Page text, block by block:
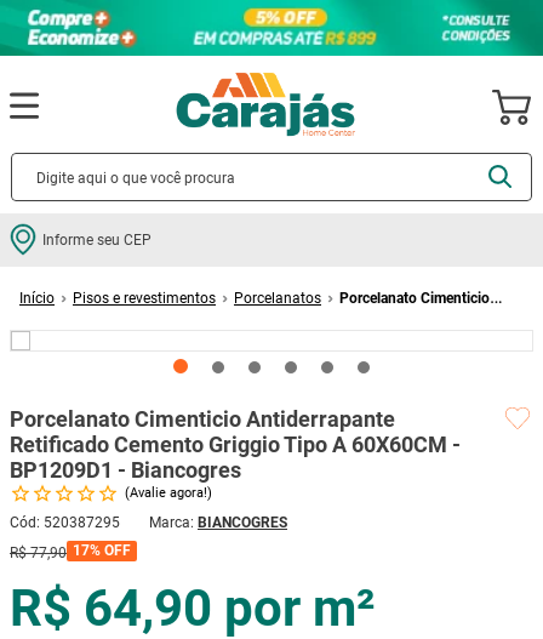
Informe seu CEP
Pisos e revestimentos Porcelanatos
Porcelanato Cimenticio
Porcelanato Cimenticio Antiderrapante
Retificado Cemento Griggio Tipo A 60X60CM -
BP1209D1 - Biancogres
Avalie agora!
Cód: 520387295
BIANCOGRES
R$ 77,90 17% OFF
R$ 64,90 por m²
Termos mais buscados
2º porcelanato
5º porta
6º vaso sanitário
7º tinta
cadeira
10º ar condicionado